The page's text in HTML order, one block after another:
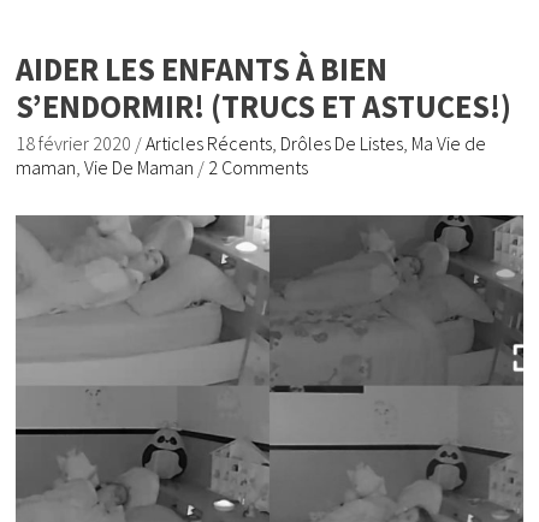
AIDER LES ENFANTS À BIEN
S’ENDORMIR! (TRUCS ET ASTUCES!)
18 février 2020 /Articles Récents Drôles De Listes Ma Vie de
maman ,Vie De Maman / 2 Comments